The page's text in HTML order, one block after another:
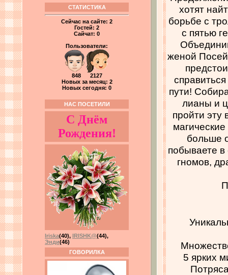
СТАТИСТИКА
Сейчас на сайте: 2
Гостей: 2
Сайчат: 0
Пользователи:
848 2127
Новых за месяц: 2
Новых сегодня: 0
НАС ПОСЕТИЛИ
С Днём
Рождения!
Iriska(40), IRISHK@(44),
Энди(46)
ГОВОРИЛКА
хотят
борьбе с
с пятью
женой
пути!
лианы и
пройти эту
больше
побываете в
гномов,
5 ярких